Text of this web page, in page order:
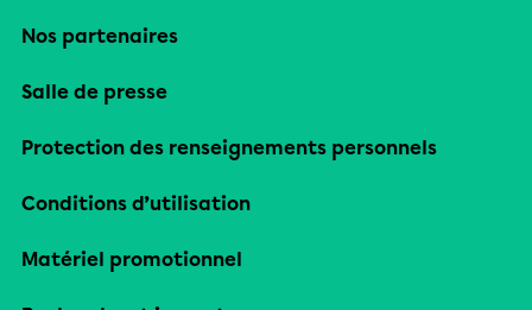
Nos partenaires
Salle de presse
Protection des renseignements personnels
Conditions d’utilisation
Matériel promotionnel